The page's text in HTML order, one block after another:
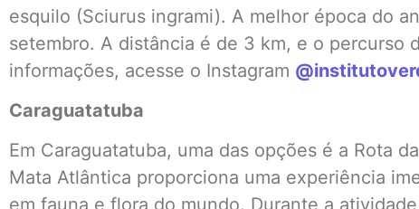
esquilo (Sciurus ingrami). A melhor época do
setembro. A distância é de 3 km, e o percurso
informações, acesse o Instagram
Caraguatatuba
Em Caraguatatuba, uma das opções é a Rota
Mata Atlântica proporciona uma experiência